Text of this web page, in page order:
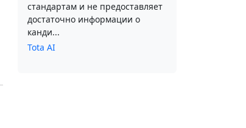
стандартам и не предоставляет
достаточно информации о
канди...
Tota AI